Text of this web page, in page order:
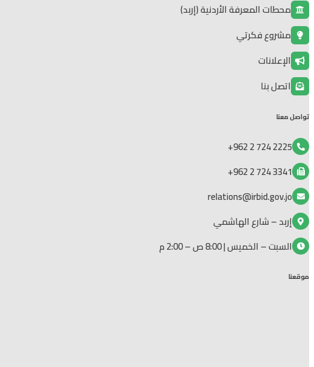
محطات المعرفة الأردنية (إربد)
مشروع فكرتي
الإعلانات
اتصل بنا
تواصل معنا
2225 724 2 962+
3341 724 2 962+
relations@irbid.gov.jo
إربد – شارع الهاشمي
السبت – الخميس | 8:00 ص – 2:00 م
موقعنا